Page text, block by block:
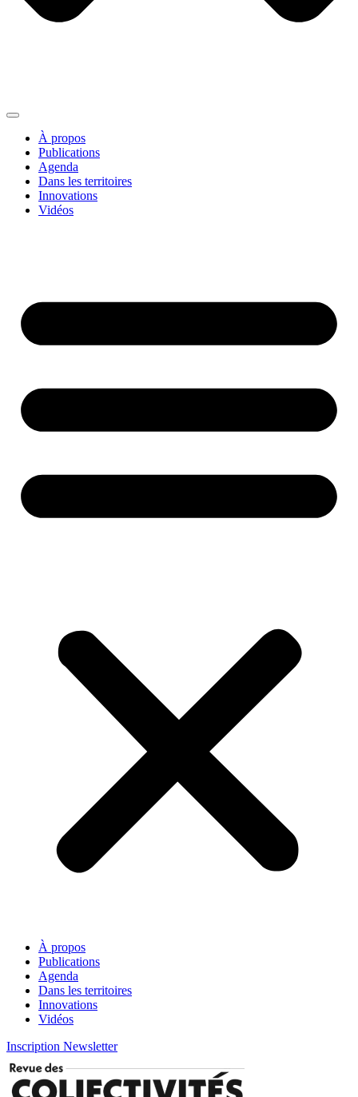
À propos
Publications
Agenda
Dans les territoires
Innovations
Vidéos
À propos
Publications
Agenda
Dans les territoires
Innovations
Vidéos
Inscription Newsletter